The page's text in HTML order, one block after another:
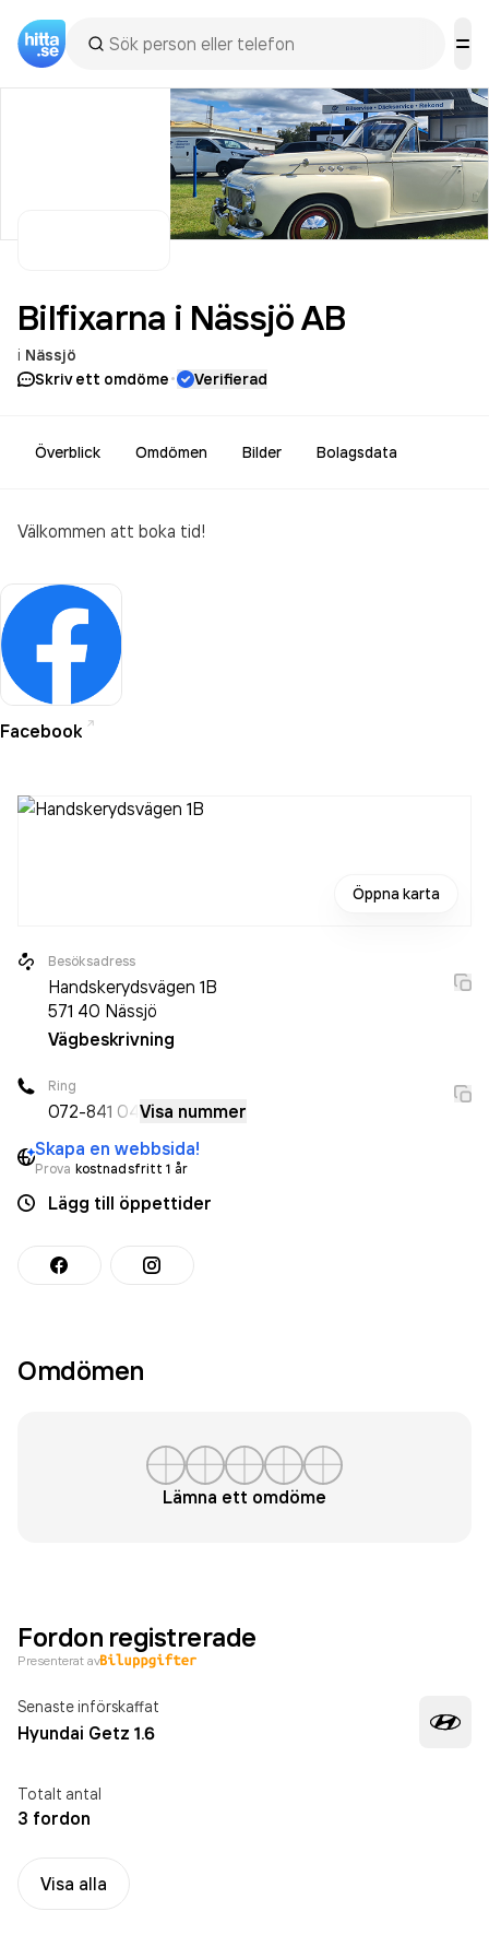
Bilfixarna i NässjöAB
i Nässjö
Skriv ett omdöme· Verifierad
Överblick Omdömen Bilder Bolagsdata
Välkommen att boka tid!
Facebook
Öppna karta
Besöksadress
Handskerydsvägen 1B
571 40 Nässjö
Vägbeskrivning
Ring
072-841 04 Visa nummer
Skapa en webbsida!
Prova kostnadsfritt 1 år
Lägg till öppettider
Omdömen
Lämna ett omdöme
Fordon registrerade
Presenterat av
Senaste införskaffat
Hyundai Getz 1.6
Totalt antal
3 fordon
Visa alla